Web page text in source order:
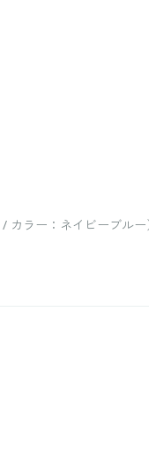
ラー：ネイビーブルー